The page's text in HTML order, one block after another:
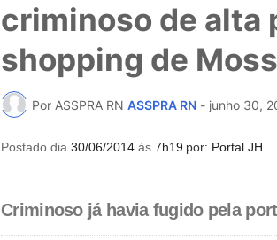
criminoso de alta
shopping de
Por ASSPRA RN ASSPRA RN - junho 30,
Postado dia 30/06/2014 às 7h19 por: Portal JH
Criminoso já havia fugido pela